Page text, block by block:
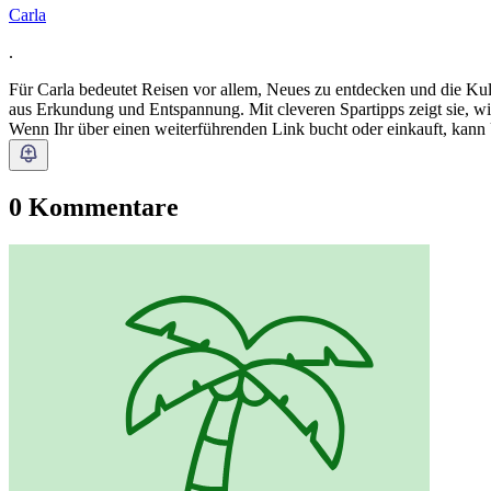
Carla
.
Für Carla bedeutet Reisen vor allem, Neues zu entdecken und die
aus Erkundung und Entspannung. Mit cleveren Spartipps zeigt sie,
Wenn Ihr über einen weiterführenden Link bucht oder einkauft,
0 Kommentare